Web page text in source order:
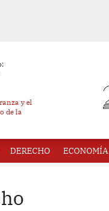
y el
de la
DERECHO ECONOMÍA